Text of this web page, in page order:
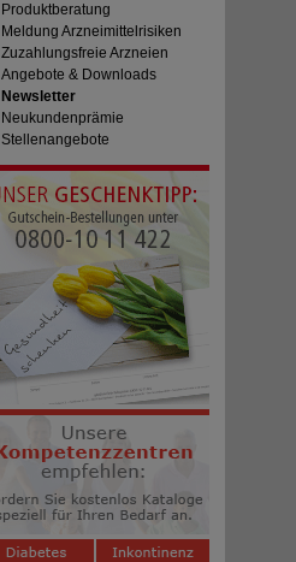
Produktberatung
Meldung Arzneimittelrisiken
Zuzahlungsfreie Arzneien
Angebote & Downloads
Newsletter
Neukundenprämie
Stellenangebote